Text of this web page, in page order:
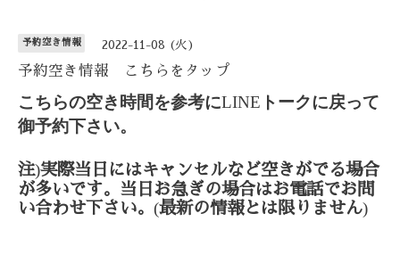
予約空き情報 2022-11-08 (火)
予約空き情報 こちらをタップ
こちらの空き時間を参考にLINE トークに戻って
御予約下さい。
注)実際当日にはキャンセルなど空きがでる場合
が多いです。当日お急ぎの場合はお電話でお問
い合わせ下さい。 (最新の情報とは限りません)